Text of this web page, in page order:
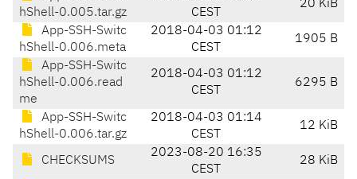
hShell-0.005.tar.gz
CEST
20 KiB
App-SSH-Switc
hShell-0.006.meta
2018-04-03 01:12
CEST
1905 B
App-SSH-Switc
hShell-0.006.read
me
2018-04-03 01:12
CEST
6295 B
App-SSH-Switc
hShell-0.006.tar.gz
2018-04-03 01:14
CEST
12 KiB
CHECKSUMS
2023-08-20 16:35
CEST
28 KiB